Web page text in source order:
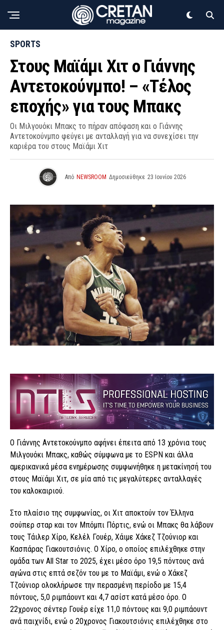
SPORTS
Στους Μαϊάμι Χιτ ο Γιάννης
Αντετοκούνμπο! – «Τέλος
εποχής» για τους Μπακς
Οι Μιλγουόκι Μπακς το πήραν απόφαση και ο Γιάννης
Αντετοκούνμπο φεύγει με ανταλλαγή για να συνεχίσει την
καριέρα του στους Μαϊάμι Χιτ
Από NEWSROOM Δημοσιεύθηκε 23 Ιουνίου 2026
Ο Γιάννης Αντετοκούνμπο αφήνει έπειτα από 13 χρόνια τους
Μιλγουόκι Μπακς, καθώς σύμφωνα με το ESPN και άλλα
αμερικανικά μέσα ενημέρωσης συμφωνήθηκε η μετακίνησή του
στους Μαϊάμι Χιτ, σε μία από τις μεγαλύτερες ανταλλαγές
του καλοκαιριού.
Στο πλαίσιο της συμφωνίας, οι Χιτ αποκτούν τον Έλληνα
σούπερ σταρ και τον Μπόμπι Πόρτις, ενώ οι Μπακς θα λάβουν
τους Τάιλερ Χίρο, Κελέλ Γουέρ, Χάιμε Χάκεζ Τζούνιορ και
Κασπάρας Γιακουτσιόνις. Ο Χίρο, ο οποίος επιλέχθηκε στην
ομάδα των All Star το 2025, έχει μέσο όρο 19,5 πόντους ανά
αγώνα στις επτά σεζόν του με το Μαϊάμι, ενώ ο Χάκεζ
Τζούνιορ ολοκλήρωσε την περασμένη περίοδο με 15,4
πόντους, 5,0 ριμπάουντ και 4,7 ασίστ κατά μέσο όρο. Ο
22χρονος σέντερ Γουέρ είχε 11,0 πόντους και 9,0 ριμπάουντ
ανά παιχνίδι, ενώ ο 20χρονος Γιακουτσιόνις επιλέχθηκε στο